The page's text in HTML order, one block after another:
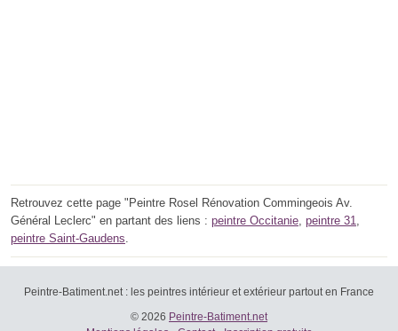
Retrouvez cette page "Peintre Rosel Rénovation Commingeois Av.
Général Leclerc" en partant des liens : peintre Occitanie, peintre 31,
peintre Saint-Gaudens.
Peintre-Batiment.net : les peintres intérieur et extérieur partout en France
© 2026 Peintre-Batiment.net